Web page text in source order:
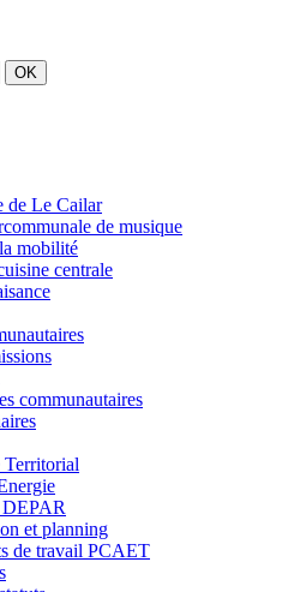
de Le Cailar
de musique
mobilité
centrale
communautaires
Territorial
et planning
de travail PCAET